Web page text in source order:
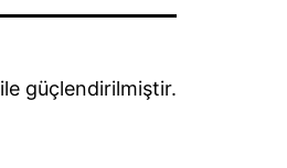
ile güçlendirilmiştir.